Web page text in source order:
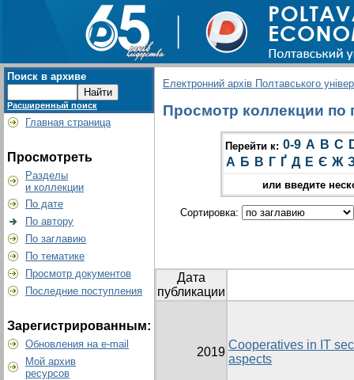
Поиск в архиве
Расширенный поиск
Главная страница
Просмотреть
Разделы
и коллекции
По дате
По автору
По заглавию
По тематике
Просмотр документов
Последние поступления
Зарегистрированным:
Обновления на e-mail
Мой архив
ресурсов
Електронний архів Полтавського
Просмотр коллекции по
Перейти к: 0-9 A B C
А Б В Г Ґ Д Е Є Ж
или введите
Сортировка:
Дата
публикации
2019
Cooperatives in IT
aspects